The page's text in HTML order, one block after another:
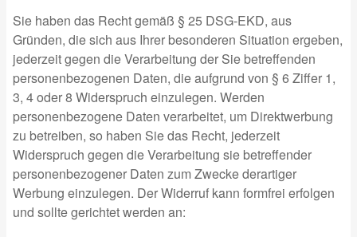
Sie haben das Recht gemäß § 25 DSG-EKD, aus
Gründen, die sich aus Ihrer besonderen Situation ergeben,
jederzeit gegen die Verarbeitung der Sie betreffenden
personenbezogenen Daten, die aufgrund von § 6 Ziffer 1,
3, 4 oder 8 Widerspruch einzulegen. Werden
personenbezogene Daten verarbeitet, um Direktwerbung
zu betreiben, so haben Sie das Recht, jederzeit
Widerspruch gegen die Verarbeitung sie betreffender
personenbezogener Daten zum Zwecke derartiger
Werbung einzulegen. Der Widerruf kann formfrei erfolgen
und sollte gerichtet werden an: